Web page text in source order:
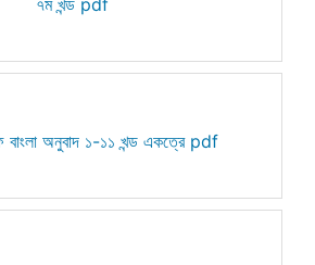
বাংলা অনুবাদ ১-১১ খন্ড একত্রে pdf